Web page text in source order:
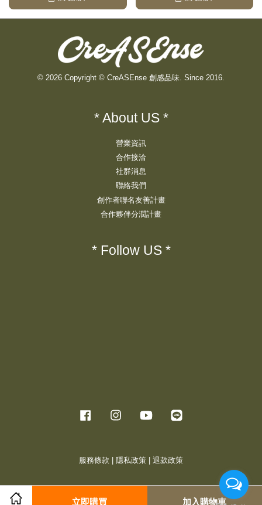
立即購買 加入購物車
© 2026 Copyright © CreASEnse 創感品味. Since 2016.
* About US *
營業資訊
合作接洽
社群消息
聯絡我們
創作者聯名友善計畫
合作夥伴分潤計畫
* Follow US *
Facebook Instagram YouTube
服務條款 隱私政策 退款政策